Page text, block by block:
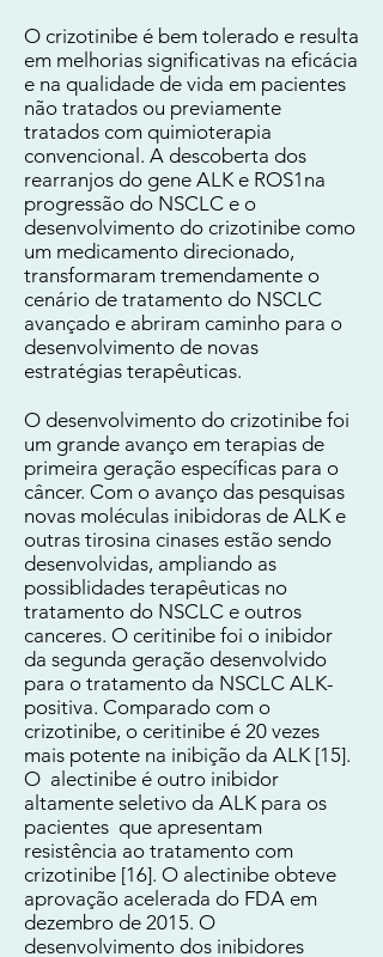
O crizotinibe é bem tolerado e resulta
em melhorias significativas na eficácia
e na qualidade de vida em pacientes
não tratados ou previamente
tratados com quimioterapia
convencional. A descoberta dos
rearranjos do gene ALK e ROS1na
progressão do NSCLC e o
desenvolvimento do crizotinibe como
um medicamento direcionado,
transformaram tremendamente o
cenário de tratamento do NSCLC
avançado e abriram caminho para o
desenvolvimento de novas
estratégias terapêuticas.
O desenvolvimento do crizotinibe foi
um grande avanço em terapias de
primeira geração específicas para o
câncer. Com o avanço das pesquisas
novas moléculas inibidoras de ALK e
outras tirosina cinases estão sendo
desenvolvidas, ampliando as
possiblidades terapêuticas no
tratamento do NSCLC e outros
canceres. O ceritinibe foi o inibidor
da segunda geração desenvolvido
para o tratamento da NSCLC ALK-
positiva. Comparado com o
crizotinibe, o ceritinibe é 20 vezes
mais potente na inibição da ALK [15].
O alectinibe é outro inibidor
altamente seletivo da ALK para os
pacientes que apresentam
resistência ao tratamento com
crizotinibe [16]. O alectinibe obteve
aprovação acelerada do FDA em
dezembro de 2015. O
desenvolvimento dos inibidores